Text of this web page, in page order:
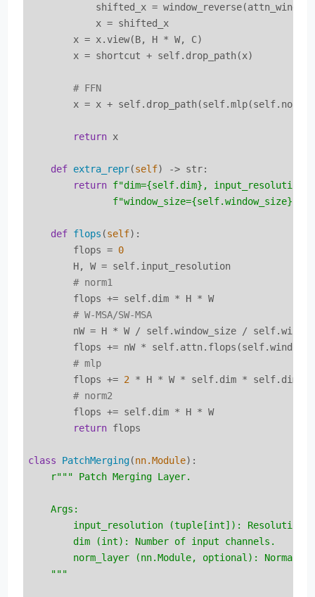
shifted_x =
            x = shifted_x
        x = x.view(B, H * W, C)
        x = shortcut + self.drop_path(x)
# FFN
x = x +
return x
def extra_repr(self) -> str:
return f"dim={self.dim} , input_resolution=
f"window_size={self.window_size}
def flops (self):
        flops =
0
        H, W = self.input_resolution
# norm1
        flops += self.dim * H * W
# W-MSA/SW-MSA
nW = H * W / self.window_size /
flops += nW *
# mlp
        flops +=
2 * H * W * self.dim * self.dim *
# norm2
        flops += self.dim * H * W
return flops
class PatchMerging(nn.Module):
r""" Patch Merging Layer.
    Args:
input_resolution (tuple[int]): Resolution
        dim (int): Number of input channels.
norm_layer (nn.Module, optional):
    """